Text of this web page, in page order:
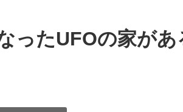
ったUFOの家があ